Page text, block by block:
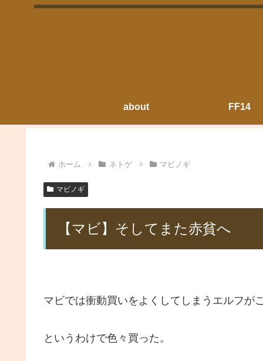
about FF14
ホーム ネトゲ マビノギ
マビノギ
【マビ】そしてまた赤貧へ
マビでは衝動買いをよくしてしまうエルフが
というわけで色々買った。